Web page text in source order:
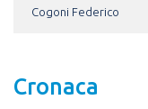
Cogoni Federico
Cronaca